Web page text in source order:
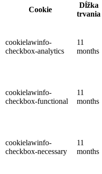
Cookie
Dĺžka
trvania
cookielawinfo-
checkbox-analytics
11
months
cookielawinfo-
checkbox-functional
11
months
cookielawinfo-
checkbox-necessary
11
months